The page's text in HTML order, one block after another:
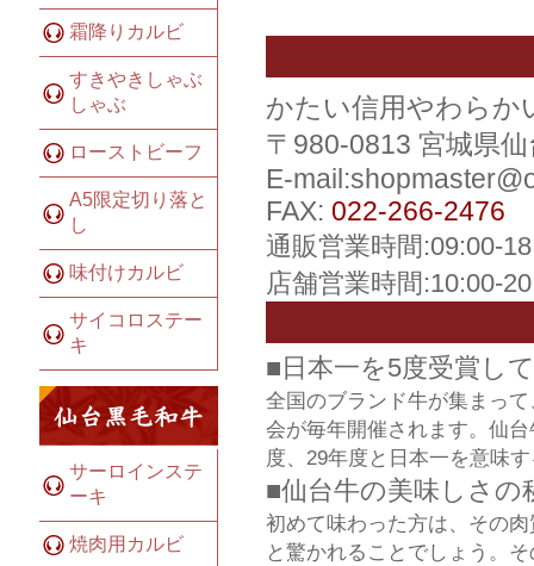
霜降りカルビ
すきやきしゃぶ
しゃぶ
ローストビーフ
A5限定切り落と
し
味付けカルビ
サイコロステー
キ
サーロインステ
ーキ
焼肉用カルビ
かたい信用やわら
〒980-0813 宮城県
E-
FAX: 022-266-2476
通販営業時間:09:00-
店舗営業時間:10:00-
■日本一を5度受賞し
全国のブランド牛が集まっ
会が毎年開催されます。仙
度、29年度と日本一を意味
■仙台牛の美味しさの
初めて味わった方は、その
と驚かれることでしょう。